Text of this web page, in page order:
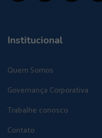
Institucional
Quem Somos
Governança Corporativa
Trabalhe conosco
Contato